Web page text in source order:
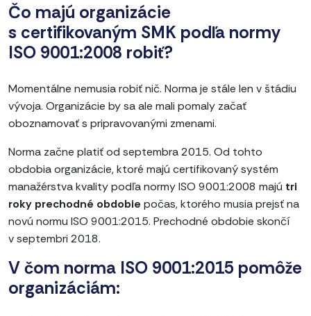
Čo majú organizácie
s certifikovaným SMK podľa normy
ISO 9001:2008 robiť?
Momentálne nemusia robiť nič. Norma je stále len v štádiu
vývoja. Organizácie by sa ale mali pomaly začať
oboznamovať s pripravovanými zmenami.
Norma začne platiť od septembra 2015. Od tohto
obdobia organizácie, ktoré majú certifikovaný systém
manažérstva kvality podľa normy ISO 9001:2008 majú tri
roky prechodné obdobie počas, ktorého musia prejsť na
novú normu ISO 9001:2015. Prechodné obdobie skončí
v septembri 2018.
V čom norma ISO 9001:2015 pomôže
organizáciám: